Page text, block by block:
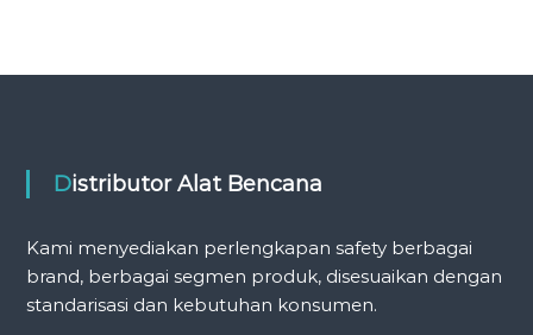
Distributor Alat Bencana
Kami menyediakan perlengkapan safety berbagai
brand, berbagai segmen produk, disesuaikan dengan
standarisasi dan kebutuhan konsumen.